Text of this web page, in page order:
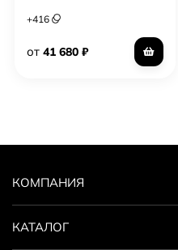
+416
от 41 680 ₽
КОМПАНИЯ
КАТАЛОГ